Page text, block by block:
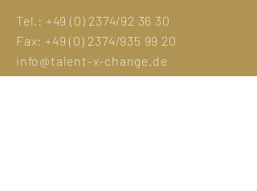
Tel.: +49 (0) 2374/92 36 30
Fax: +49 (0) 2374/935 99 20
info@talent-x-change.de